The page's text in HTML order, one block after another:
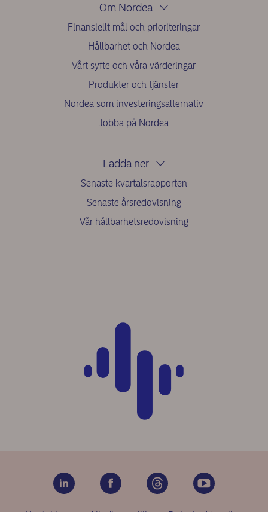
Om Nordea
Finansiellt mål och prioriteringar
Hållbarhet och Nordea
Vårt syfte och våra värderingar
Produkter och tjänster
Nordea som investeringsalternativ
Jobba på Nordea
Ladda ner
Senaste kvartalsrapporten
Senaste årsredovisning
Vår hållbarhetsredovisning